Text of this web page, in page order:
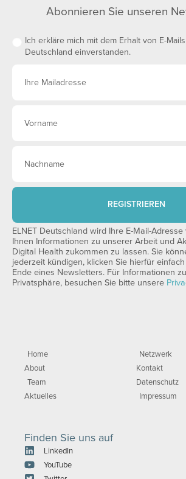
Abonnieren Sie unseren
Ich erkläre mich mit dem Erhalt von E-
Deutschland einverstanden.
REGISTRIEREN
ELNET Deutschland wird Ihre E-Mail-
Ihnen Informationen zu unserer Arbeit und
Digital Health zukommen zu lassen. Sie
jederzeit kündigen, klicken Sie hierfür
Ende eines Newsletters. Für Informationen
Privatsphäre, besuchen Sie bitte unsere
Home
About
Team
Aktuelles
Netzwerk
Kontakt
Datenschutz
Impressum
Finden Sie uns auf
LinkedIn
YouTube